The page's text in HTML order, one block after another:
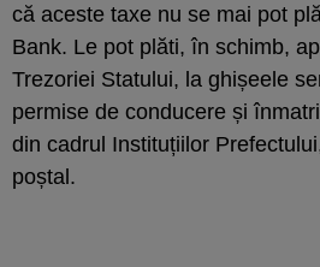
că aceste taxe nu se mai pot
Bank. Le pot plăti, în schimb,
Trezoriei Statului, la ghișeele
permise de conducere și
din cadrul Instituțiilor
poștal.